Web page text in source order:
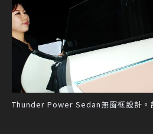
Thunder Power Sedan無窗框設計。